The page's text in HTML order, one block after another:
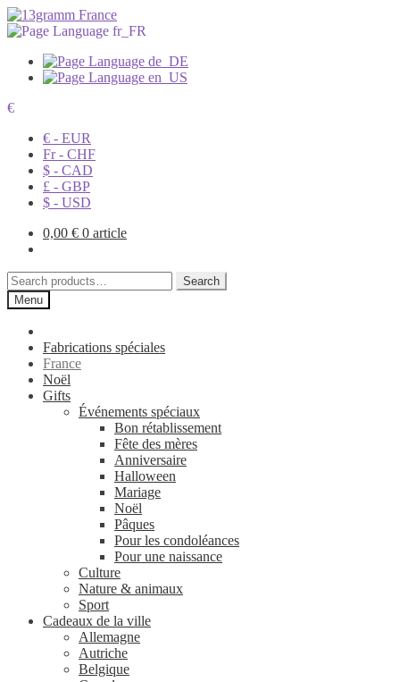
€
€ - EUR
Fr - CHF
$ - CAD
£ - GBP
$ - USD
0,00 € 0 article
Search
for:
Search
Menu
Fabrications spéciales
France
Noël
Gifts
Événements spéciaux
Bon rétablissement
Fête des mères
Anniversaire
Halloween
Mariage
Noël
Pâques
Pour les condoléances
Pour une naissance
Culture
Nature & animaux
Sport
Cadeaux de la ville
Allemagne
Autriche
Belgique